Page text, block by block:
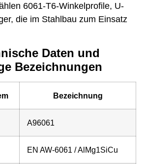
6061-T6-Winkelprofile, U-
die im Stahlbau zum Einsatz
Daten und
Bezeichnungen
Bezeichnung
A96061
EN AW-6061 / AlMg1SiCu